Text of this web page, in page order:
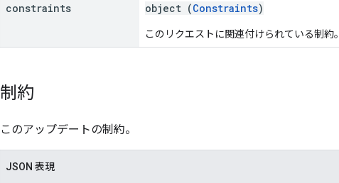
constraints object (Constraints)
このリクエストに関連付けられている制約。
制約
このアップデートの制約。
JSON 表現